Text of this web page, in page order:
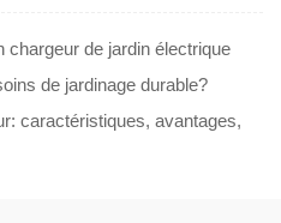
de jardin électrique
de jardinage durable?
caractéristiques, avantages,